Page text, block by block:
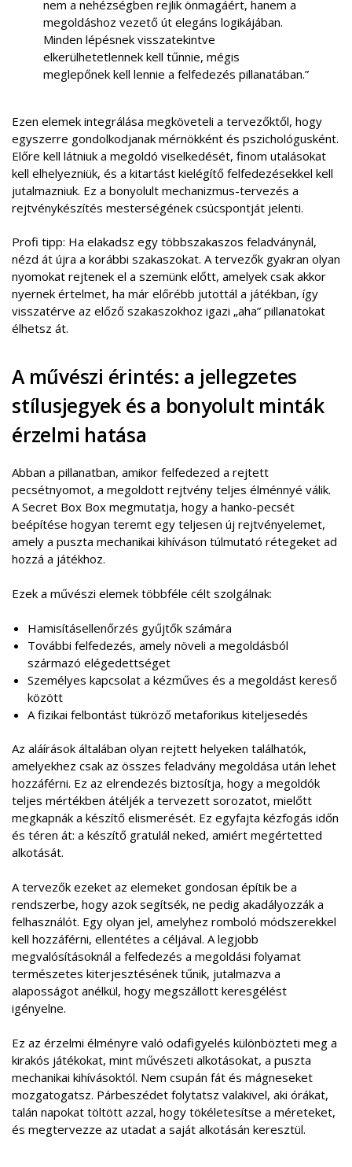
nem a nehézségben rejlik önmagáért, hanem a
megoldáshoz vezető út elegáns logikájában.
Minden lépésnek visszatekintve
elkerülhetetlennek kell tűnnie, mégis
meglepőnek kell lennie a felfedezés pillanatában.”
Ezen elemek integrálása megköveteli a tervezőktől, hogy
egyszerre gondolkodjanak mérnökként és pszichológusként.
Előre kell látniuk a megoldó viselkedését, finom utalásokat
kell elhelyezniük, és a kitartást kielégítő felfedezésekkel kell
jutalmazniuk. Ez a bonyolult mechanizmus-tervezés a
rejtvénykészítés mesterségének csúcspontját jelenti.
Profi tipp: Ha elakadsz egy többszakaszos feladványnál,
nézd át újra a korábbi szakaszokat. A tervezők gyakran olyan
nyomokat rejtenek el a szemünk előtt, amelyek csak akkor
nyernek értelmet, ha már előrébb jutottál a játékban, így
visszatérve az előző szakaszokhoz igazi „aha” pillanatokat
élhetsz át.
A művészi érintés: a jellegzetes
stílusjegyek és a bonyolult minták
érzelmi hatása
Abban a pillanatban, amikor felfedezed a rejtett
pecsétnyomot, a megoldott rejtvény teljes élménnyé válik.
A Secret Box Box megmutatja, hogy a hanko-pecsét
beépítése hogyan teremt egy teljesen új rejtvényelemet,
amely a puszta mechanikai kihíváson túlmutató rétegeket ad
hozzá a játékhoz.
Ezek a művészi elemek többféle célt szolgálnak:
Hamisításellenőrzés gyűjtők számára
További felfedezés, amely növeli a megoldásból
származó elégedettséget
Személyes kapcsolat a kézműves és a megoldást kereső
között
A fizikai felbontást tükröző metaforikus kiteljesedés
Az aláírások általában olyan rejtett helyeken találhatók,
amelyekhez csak az összes feladvány megoldása után lehet
hozzáférni. Ez az elrendezés biztosítja, hogy a megoldók
teljes mértékben átéljék a tervezett sorozatot, mielőtt
megkapnák a készítő elismerését. Ez egyfajta kézfogás időn
és téren át: a készítő gratulál neked, amiért megértetted
alkotását.
A tervezők ezeket az elemeket gondosan építik be a
rendszerbe, hogy azok segítsék, ne pedig akadályozzák a
felhasználót. Egy olyan jel, amelyhez romboló módszerekkel
kell hozzáférni, ellentétes a céljával. A legjobb
megvalósításoknál a felfedezés a megoldási folyamat
természetes kiterjesztésének tűnik, jutalmazva a
alaposságot anélkül, hogy megszállott keresgélést
igényelne.
Ez az érzelmi élményre való odafigyelés különbözteti meg a
kirakós játékokat, mint művészeti alkotásokat, a puszta
mechanikai kihívásoktól. Nem csupán fát és mágneseket
mozgatogatsz. Párbeszédet folytatsz valakivel, aki órákat,
talán napokat töltött azzal, hogy tökéletesítse a méreteket,
és megtervezze az utadat a saját alkotásán keresztül.
BIM15BAM Kód másolása